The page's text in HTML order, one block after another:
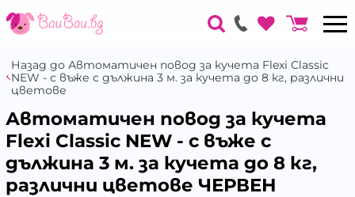
Назад до Автоматичен повод за кучета Flexi Classic
NEW - с въже с дължина 3 м. за кучета до 8 кг, различни
цветове
Автоматичен повод за кучета
Flexi Classic NEW - с въже с
дължина 3 м. за кучета до 8 кг,
различни цветове ЧЕРВЕН